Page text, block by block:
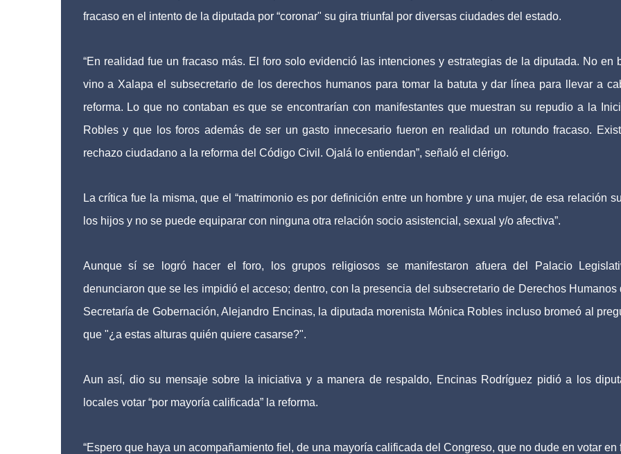
fracaso en el intento de la diputada por “coronar" su gira triunfal por diversas ciudades del estado.
“En realidad fue un fracaso más. El foro solo evidenció las intenciones y estrategias de la diputada. No en
vino a Xalapa el subsecretario de los derechos humanos para tomar la batuta y dar línea para llevar a
reforma. Lo que no contaban es que se encontrarían con manifestantes que muestran su repudio a la
Robles y que los foros además de ser un gasto innecesario fueron en realidad un rotundo fracaso.
rechazo ciudadano a la reforma del Código Civil. Ojalá lo entiendan”, señaló el clérigo.
La crítica fue la misma, que el “matrimonio es por definición entre un hombre y una mujer, de esa relación
los hijos y no se puede equiparar con ninguna otra relación socio asistencial, sexual y/o afectiva”.
Aunque sí se logró hacer el foro, los grupos religiosos se manifestaron afuera del Palacio
denunciaron que se les impidió el acceso; dentro, con la presencia del subsecretario de Derechos Humanos
Secretaría de Gobernación, Alejandro Encinas, la diputada morenista Mónica Robles incluso bromeó al
que "¿a estas alturas quién quiere casarse?".
Aun así, dio su mensaje sobre la iniciativa y a manera de respaldo, Encinas Rodríguez pidió a los
locales votar “por mayoría calificada” la reforma.
“Espero que haya un acompañamiento fiel, de una mayoría calificada del Congreso, que no dude en votar en